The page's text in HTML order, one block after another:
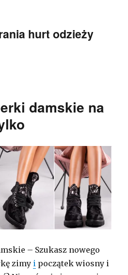
hurt odzieży
damskie na
– Szukasz nowego
zimy i początek wiosny i